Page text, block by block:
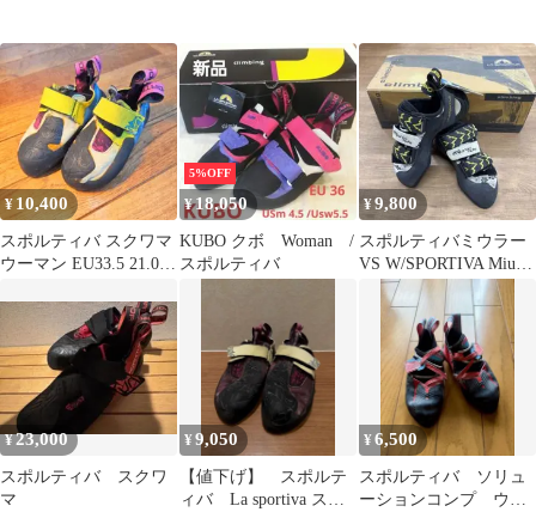
¥ 10,400
スポルティバ スクワマ
ウーマン EU33.5 21.0〜
5%OFF
¥18,050
KUBO クボ Woman /
スポルティバ
¥9,800
スポルティバミウラー
VS W/SPORTIVA Miura
VS Woman33
¥23,000
スポルティバ スクワ
マ
¥9,050
【値下げ】 スポルテ
ィバ La sportiva スク
¥6,500
スポルティバ ソリュ
ーションコンプ ウー